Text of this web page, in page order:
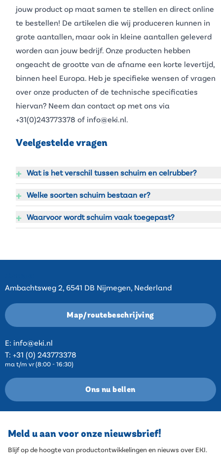
jouw product op maat samen te stellen en direct online
te bestellen! De artikelen die wij produceren kunnen in
grote aantallen, maar ook in kleine aantallen geleverd
worden aan jouw bedrijf. Onze producten hebben
ongeacht de grootte van de afname een korte levertijd,
binnen heel Europa. Heb je specifieke wensen of vragen
over onze producten of de technische specificaties
hiervan? Neem dan contact op met ons via
+31(0)243773378 of info@eki.nl.
Veelgestelde vragen
+ Wat is het verschil tussen schuim en celrubber?
+ Welke soorten schuim bestaan er?
+ Waarvoor wordt schuim vaak toegepast?
Ambachtsweg 2, 6541 DB Nijmegen, Nederland
Map/routebeschrijving
E: info@eki.nl
T: +31 (0) 243773378
ma t/m vr (8:00 - 16:30)
Ons nu bellen
Meld u aan voor onze nieuwsbrief!
Blijf op de hoogte van productontwikkelingen en nieuws over EKI.